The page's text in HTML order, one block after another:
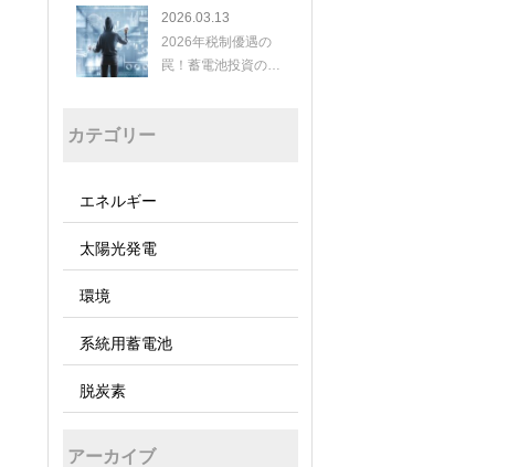
爆発的成長と日本の
展望
2026.03.13
2026年税制優遇の
罠！蓄電池投資の成
カテゴリー
エネルギー
太陽光発電
環境
系統用蓄電池
脱炭素
アーカイブ